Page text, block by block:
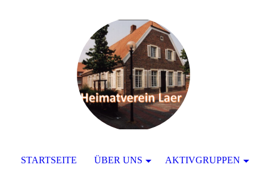
STARTSEITE ÜBER UNS AKTIVGRUPPEN